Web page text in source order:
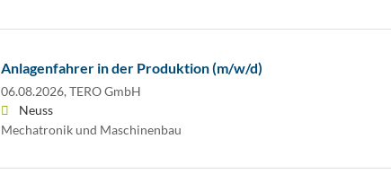
Anlagenfahrer in der Produktion (m/w/d)
06.08.2026, TERO GmbH
Neuss
Mechatronik und Maschinenbau